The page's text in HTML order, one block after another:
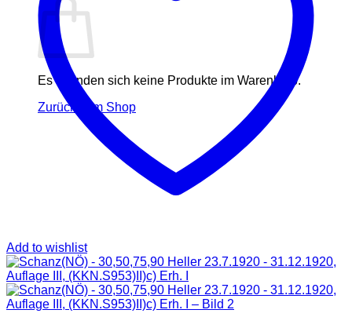
Es befinden sich keine Produkte im Warenkorb.
Zurück zum Shop
Add to wishlist